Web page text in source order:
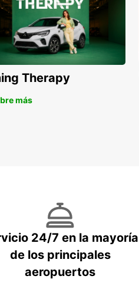
Therapy
más
24/7 en la mayoría
de los principales
aeropuertos